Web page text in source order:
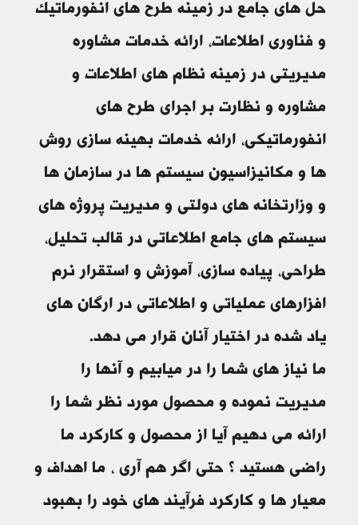
حل های جامع در زمینه طرح های انفورماتیک
و فناوری اطلاعات، ارائه خدمات مشاوره
مدیریتی در زمینه نظام های اطلاعات و
مشاوره و نظارت بر اجرای طرح های
انفورماتیکی، ارائه خدمات بهینه سازی روش
ها و مکانیزاسیون سیستم ها در سازمان ها
و وزارتخانه های دولتی و مدیریت پروژه های
سیستم های جامع اطلاعاتی در قالب تحلیل،
طراحی، پیاده سازی، آموزش و استقرار نرم
افزارهای عملیاتی و اطلاعاتی در ارگان های
یاد شده در اختیار آنان قرار می دهد.
ما نیاز های شما را در میابیم و آنها را
مدیریت نموده و محصول مورد نظر شما را
ارائه می دهیم آیا از محصول و کارکرد ما
راضی هستید ؟ حتی اگر هم آری ، ما اهداف و
معیار ها و کارکرد فرآیند های خود را بهبود